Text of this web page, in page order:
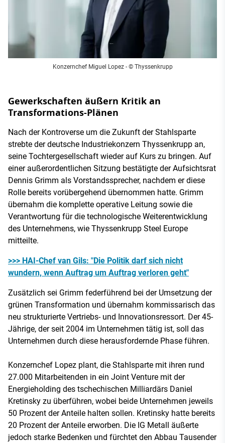
Konzernchef Miguel Lopez - © Thyssenkrupp
Gewerkschaften äußern Kritik an
Transformations-Plänen
Nach der Kontroverse um die Zukunft der Stahlsparte
strebte der deutsche Industriekonzern Thyssenkrupp an,
seine Tochtergesellschaft wieder auf Kurs zu bringen. Auf
einer außerordentlichen Sitzung bestätigte der Aufsichtsrat
Dennis Grimm als Vorstandssprecher, nachdem er diese
Rolle bereits vorübergehend übernommen hatte. Grimm
übernahm die komplette operative Leitung sowie die
Verantwortung für die technologische Weiterentwicklung
des Unternehmens, wie Thyssenkrupp Steel Europe
mitteilte.
>>> HAI-Chef van Gils: "Die Politik darf sich nicht
wundern, wenn Auftrag um Auftrag verloren geht"
Zusätzlich sei Grimm federführend bei der Umsetzung der
grünen Transformation und übernahm kommissarisch das
neu strukturierte Vertriebs- und Innovationsressort. Der 45-
Jährige, der seit 2004 im Unternehmen tätig ist, soll das
Unternehmen durch diese herausfordernde Phase führen.
Konzernchef Lopez plant, die Stahlsparte mit ihren rund
27.000 Mitarbeitenden in ein Joint Venture mit der
Energieholding des tschechischen Milliardärs Daniel
Kretinsky zu überführen, wobei beide Unternehmen jeweils
50 Prozent der Anteile halten sollen. Kretinsky hatte bereits
20 Prozent der Anteile erworben. Die IG Metall äußerte
jedoch starke Bedenken und fürchtet den Abbau Tausender